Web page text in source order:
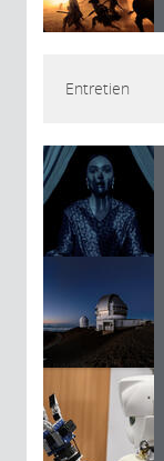
Entretien